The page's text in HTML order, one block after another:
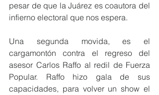
pesar de que la Juárez es coautora del
infierno electoral que nos espera.
Una segunda movida, es el
cargamontón contra el regreso del
asesor Carlos Raffo al redil de Fuerza
Popular. Raffo hizo gala de sus
capacidades, para volver un show el